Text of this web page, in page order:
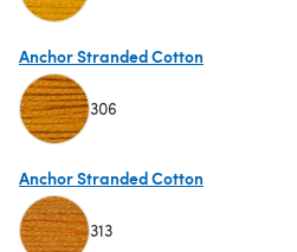
Anchor Stranded Cotton
306
Anchor Stranded Cotton
313